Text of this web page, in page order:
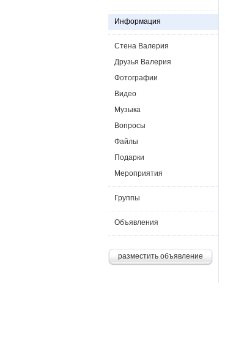
Информация
Стена Валерия
Друзья Валерия
Фотографии
Видео
Музыка
Вопросы
Файлы
Подарки
Мероприятия
Группы
Объявления
разместить объявление